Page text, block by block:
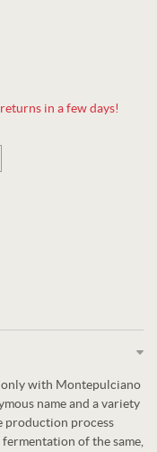
in a few days!
only with Montepulciano
name and a variety
production process
of the same,